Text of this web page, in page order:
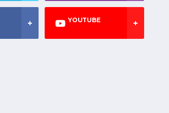
YOUTUBE